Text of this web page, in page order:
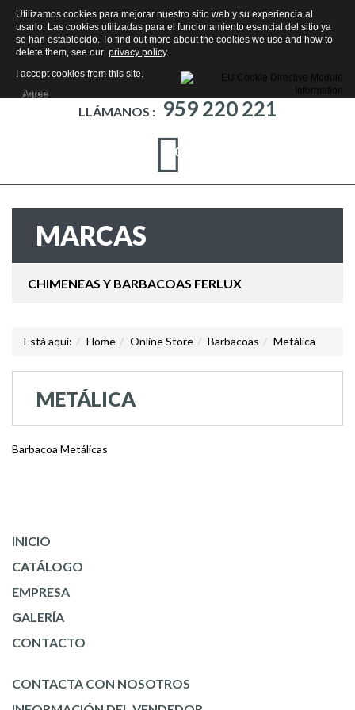
LLÁMANOS : 959 220 221
0
MARCAS
CHIMENEAS Y BARBACOAS FERLUX
Está aquí: Home Online Store Barbacoas Metálica
METÁLICA
Barbacoa Metálicas
INICIO
CATÁLOGO
EMPRESA
GALERÍA
CONTACTO
CONTACTA CON NOSOTROS
Utilizamos cookies para mejorar nuestro sitio web y su experiencia al
usarlo. Las cookies utilizadas para el funcionamiento esencial del sitio ya
se han establecido. To find out more about the cookies we use and how to
delete them, see our privacy policy.
I accept cookies from this site.
Agree